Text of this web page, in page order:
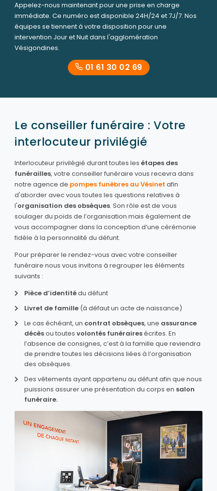
Appelez-nous maintenant pour une prise en charge
immédiate. Ce numéro est disponible 24H/24 et 7J/7. Nos
équipes se tiennent à votre disposition pour une
intervention Jour et Nuit dans l'agglomération
Vésigondines.
01 61 30 02 69
Le conseiller funéraire : Votre
interlocuteur privilégié
Interlocuteur privilégié durant toutes les étapes des
funérailles, votre conseiller funéraire vous recevra dans
notre agence de pompes funèbres au Vésinet afin
d'aborder avec vous toutes les questions relatives à
l'organisation des obsèques. Son rôle est de vous
soulager du poids de l’organisation mais également de
vous accompagner dans la conception d’une cérémonie
fidèle à la personnalité du défunt.
Pour préparer le rendez-vous avec votre conseiller
funéraire nous vous invitons à regrouper les éléments
suivants :
Pièce d’identitédu défunt
Livret de famille (à défaut un acte de naissance)
Le cas échéant, un contrat obsèques, une assurance
décèsou toutes volontés funérairesécrites. En
l’absence de consignes, c’est à la famille que reviendra
de prendre toutes les décisions liées à l’organisation
des obsèques.
Des vêtements ayant appartenu au défunt afin que nous
puissions assurer une présentation du corps en salon
funéraire.